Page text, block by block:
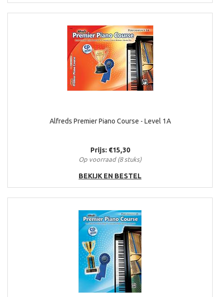
Alfreds Premier Piano Course - Level 1A
Prijs: €15,30
Op voorraad (8 stuks)
BEKIJK EN BESTEL